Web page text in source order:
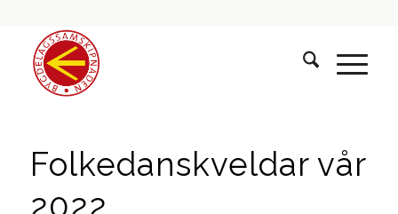
Folkedanskveldar vår
2022